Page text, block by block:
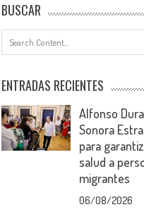
BUSCAR
ENTRADAS RECIENTES
Alfonso
Sonora
para
salud a
migrantes
06/08/2026